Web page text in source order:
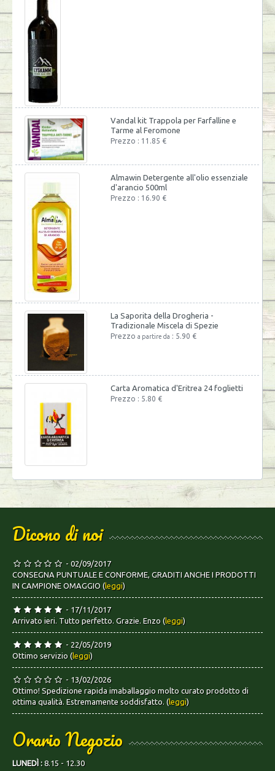
Vandal kit Trappola per Farfalline e
Tarme al Feromone
Prezzo : 11.85 €
Almawin Detergente all'olio essenziale
d'arancio 500ml
Prezzo : 16.90 €
La Saporita della Drogheria -
Tradizionale Miscela di Spezie
Prezzoa partire da : 5.90 €
Carta Aromatica d'Eritrea 24 foglietti
Prezzo : 5.80 €
Dicono di noi
- 02/09/2017
CONSEGNA PUNTUALE E CONFORME, GRADITI ANCHE I PRODOTTI
IN CAMPIONE OMAGGIO (leggi)
- 17/11/2017
Arrivato ieri. Tutto perfetto. Grazie. Enzo (leggi)
- 22/05/2019
Ottimo servizio (leggi)
- 13/02/2026
Ottimo! Spedizione rapida imaballaggio molto curato prodotto di
ottima qualità. Estremamente soddisfatto. (leggi)
Orario Negozio
LUNEDÌ :8.15 - 12.30